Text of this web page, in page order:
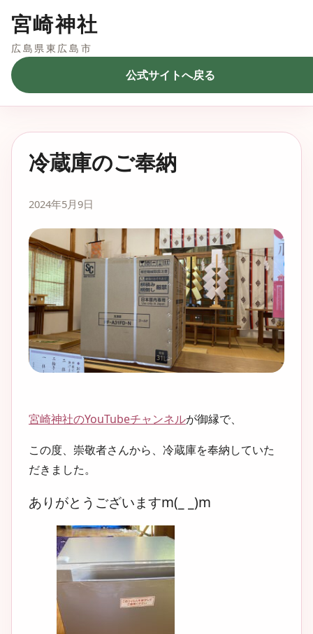
宮崎神社
広島県東広島市
公式サイトへ戻る
冷蔵庫のご奉納
2024年5月9日
宮崎神社のYouTubeチャンネルが御縁で、
この度、崇敬者さんから、冷蔵庫を奉納していた
だきました。
ありがとうございますm(_ _)m